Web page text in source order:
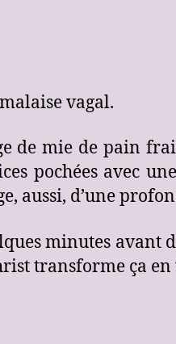
vagal.
de mie de pain
pochées avec
aussi, d’une
minutes avant
transforme ça